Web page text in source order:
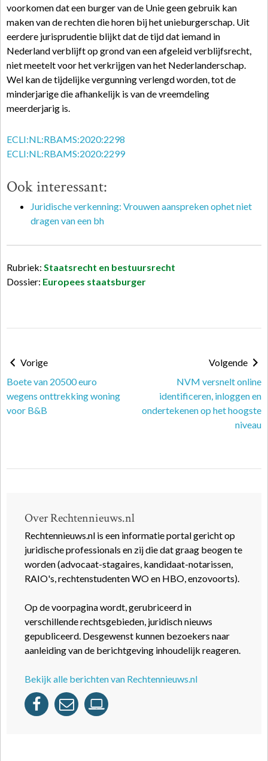
voorkomen dat een burger van de Unie geen gebruik kan
maken van de rechten die horen bij het unieburgerschap. Uit
eerdere jurisprudentie blijkt dat de tijd dat iemand in
Nederland verblijft op grond van een afgeleid verblijfsrecht,
niet meetelt voor het verkrijgen van het Nederlanderschap.
Wel kan de tijdelijke vergunning verlengd worden, tot de
minderjarige die afhankelijk is van de vreemdeling
meerderjarig is.
ECLI:NL:RBAMS:2020:2298
ECLI:NL:RBAMS:2020:2299
Ook interessant:
Juridische verkenning: Vrouwen aanspreken ophet niet
dragen van een bh
Rubriek: Staatsrecht en bestuursrecht
Dossier: Europees staatsburger
Vorige
Boete van 20500 euro
wegens onttrekking woning
voor B&B
Volgende
NVM versnelt online
identificeren, inloggen en
ondertekenen op het hoogste
niveau
Over Rechtennieuws.nl
Rechtennieuws.nl is een informatie portal gericht op
juridische professionals en zij die dat graag beogen te
worden (advocaat-stagaires, kandidaat-notarissen,
RAIO's, rechtenstudenten WO en HBO, enzovoorts).
Op de voorpagina wordt, gerubriceerd in
verschillende rechtsgebieden, juridisch nieuws
gepubliceerd. Desgewenst kunnen bezoekers naar
aanleiding van de berichtgeving inhoudelijk reageren.
Bekijk alle berichten van Rechtennieuws.nl